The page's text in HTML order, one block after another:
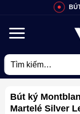
nội
Tìm
kiếm:
Bút ký
Martelé Silver